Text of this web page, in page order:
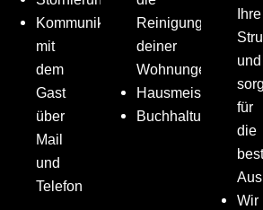
Kommunikation
mit
dem
Gast
über
Mail
und
Telefon
Reinigung
deiner
Wohnungen
Hausmeisterservice
Buchhaltung
Ihre
und
für
die
Wir